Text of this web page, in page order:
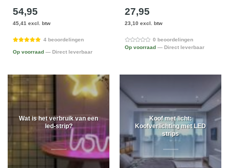
54,95
45,41 excl. btw
4 beoordelingen
Op voorraad — Direct leverbaar
27,95
23,10 excl. btw
0 beoordelingen
Op voorraad — Direct leverbaar
Wat is het verbruik van een
led-strip?
Koof met licht:
Koofverlichting met LED
strips